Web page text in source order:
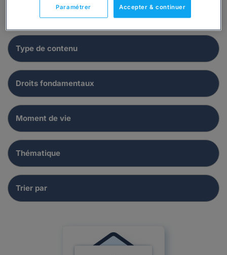
Accepter & continuer
Paramétrer